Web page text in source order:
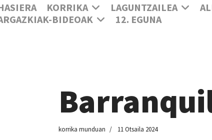
KORRIKA LAGUNTZAILEA
BIDEOAK
12. EGUNA
korrika munduan 11 Otsaila 2024